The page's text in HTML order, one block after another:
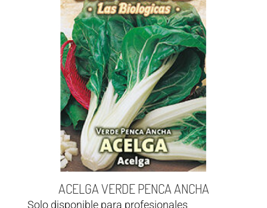
ACELGA VERDE PENCA ANCHA
Solo disponible para profesionales